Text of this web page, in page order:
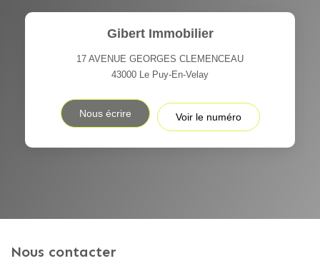
Gibert Immobilier
17 AVENUE GEORGES CLEMENCEAU
43000 Le Puy-En-Velay
Nous écrire Voir le numéro
Nous contacter